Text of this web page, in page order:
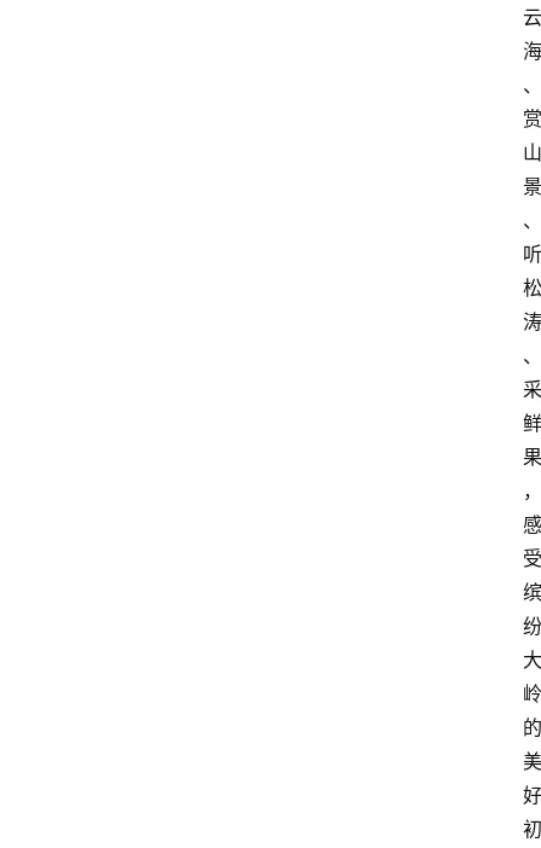
云
海
、
赏
山
景
、
听
松
涛
、
采
鲜
果
，
感
受
缤
纷
大
岭
的
美
好
初